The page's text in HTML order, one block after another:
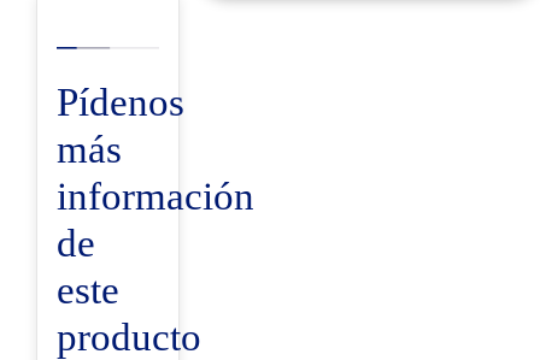
Pídenos
más
información
de
este
producto